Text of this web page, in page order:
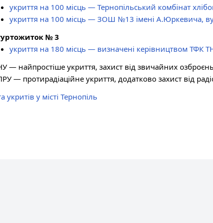
укриття на 100 місць — Тернопільський комбінат
укриття на 100 місць — ЗОШ №13 імені А.Юркевича,
№ 3
укриття на 180 місць — визначені керівництвом ТФК
— найпростіше укриття, захист від звичайних
— протирадіаційне укриття, додатково захист від
укритів у місті Тернопіль